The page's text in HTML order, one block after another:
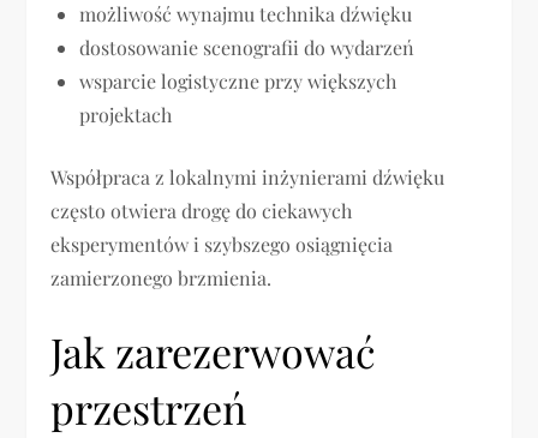
możliwość wynajmu technika dźwięku
dostosowanie scenografii do wydarzeń
wsparcie logistyczne przy większych
projektach
Współpraca z lokalnymi inżynierami dźwięku
często otwiera drogę do ciekawych
eksperymentów i szybszego osiągnięcia
zamierzonego brzmienia.
Jak zarezerwować
przestrzeń